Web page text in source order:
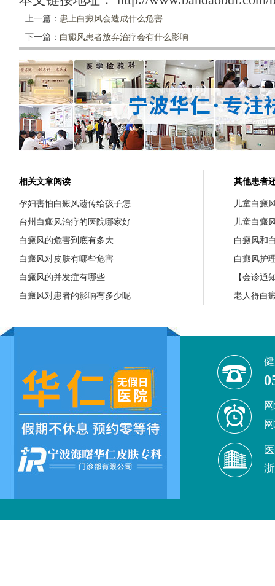
上一篇： 患上白癜风会造成什么危害
下一篇： 白癜风患者放弃治疗会有什么影响
相关文章阅读
孕妇害怕白癜风遗传给孩子怎
台州白癜风治疗的医院哪家好
白癜风的危害到底有多大
白癜风对皮肤有哪些危害
白癜风的并发症有哪些
白癜风对患者的影响有多少呢
其他患者
儿童白癜
儿童白癜
白癜风和
白癜风护
【会诊通
老人得白